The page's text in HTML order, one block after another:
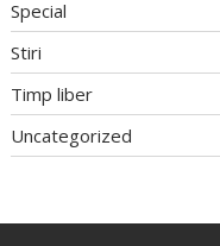
Special
Stiri
Timp liber
Uncategorized